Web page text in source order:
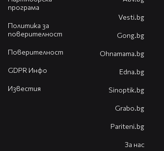
програма
Политика за
поверителност
Поверителност
GDPR Инфо
Известия
Vesti.bg
Gong.bg
Оhnamama.bg
Edna.bg
Sinoptik.bg
Grabo.bg
Pariteni.bg
За нас